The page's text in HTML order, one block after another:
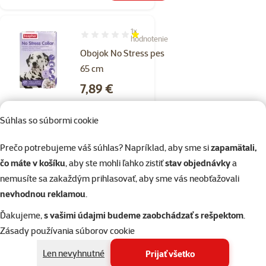
Súhlas so súbormi cookie
Prečo potrebujeme váš súhlas? Napríklad, aby sme sizapamätali,
čo máte v košíku, aby ste mohli ľahko zistiťstav objednávkya
nemusíte sa zakaždým prihlasovať, aby sme vás neobťažovali
nevhodnou reklamou.
Ďakujeme,s vašimi údajmi budeme zaobchádzať s rešpektom.
Zásady používania súborov cookie
Len nevyhnutné
Prijať všetko
Obojok No Stress pes
65 cm
Hodnotenie 20%, počet hodnotení: 1
1×
hodnotenie
Cena
7,89 €
Skladom do košíka
Beaphar ľanový
olej 460 ml
Hodnotenie 0%
Cena
14,99 €